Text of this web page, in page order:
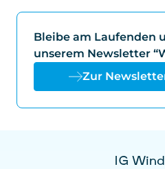
Bleibe am Laufenden
unserem Newsletter
Zur
IG